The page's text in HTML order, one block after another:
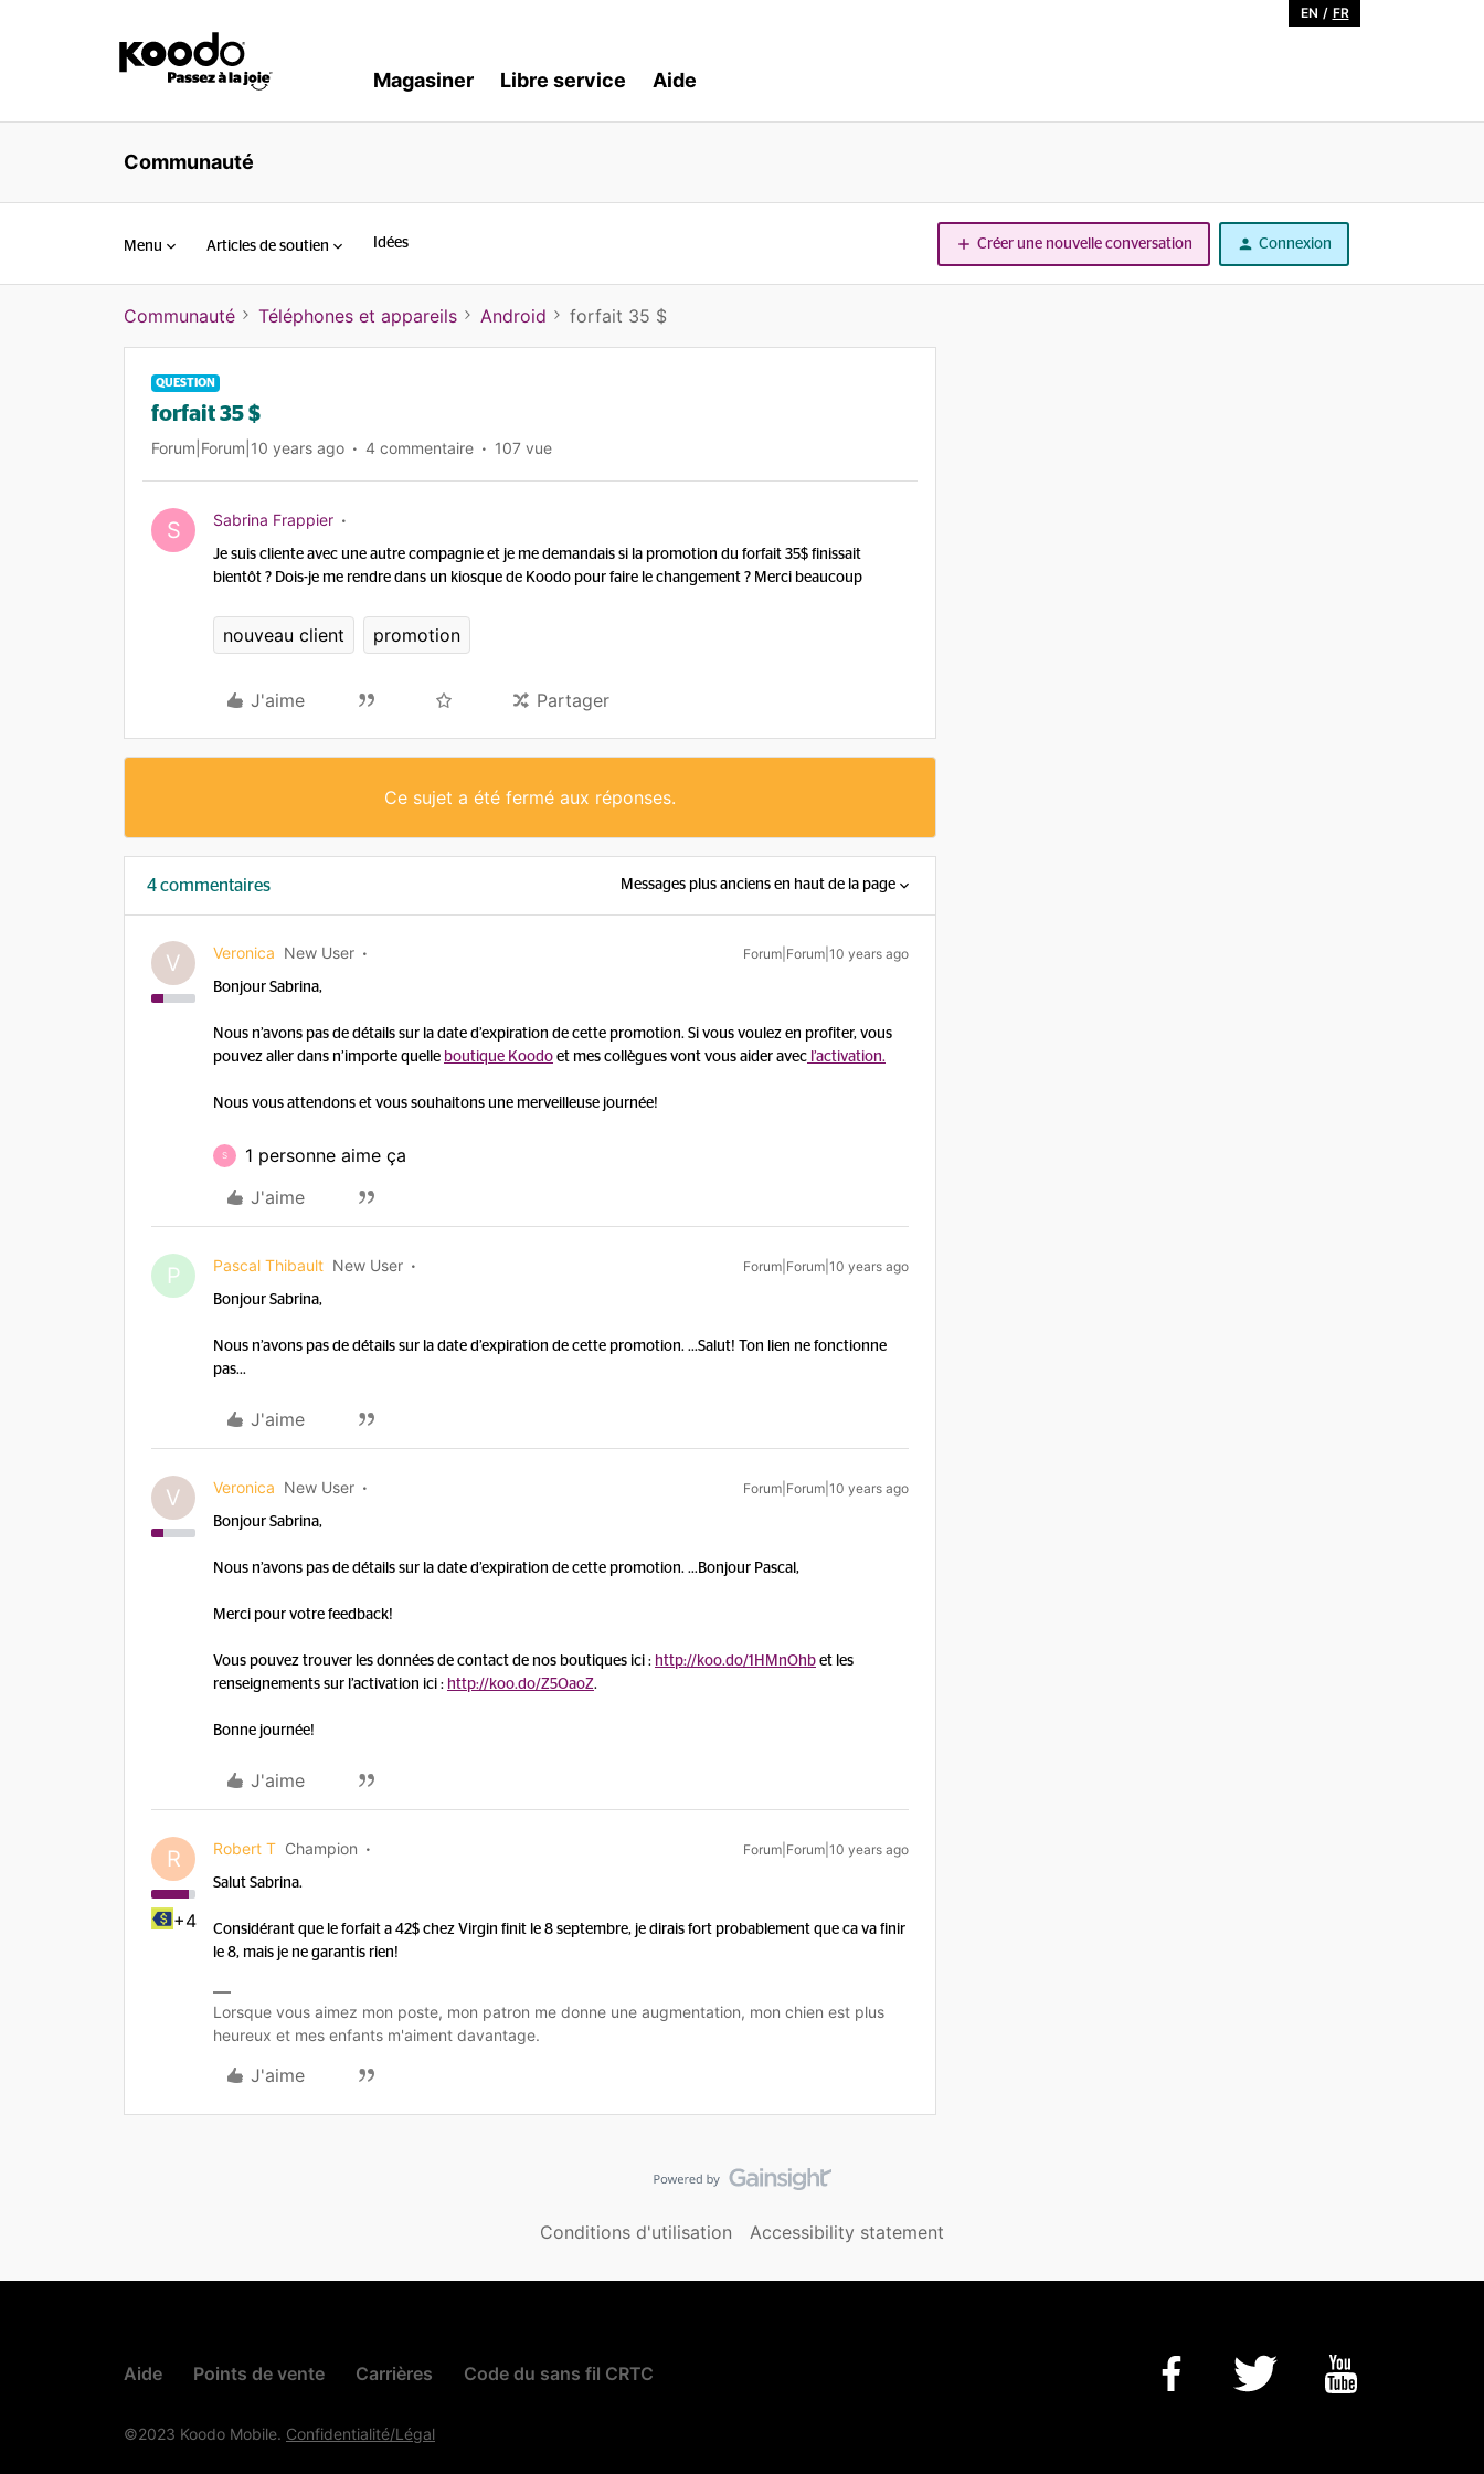
EN / FR
Magasiner Libre service Aide
Communauté
Menu Articles de soutien Idées Créer une nouvelle conversation Connexion
Communauté Téléphones et appareils Android forfait 35 $
QUESTION
forfait 35 $
Forum|Forum|10 years ago 4 commentaire 107 vue
S Sabrina Frappier
Je suis cliente avec une autre compagnie et je me demandais si la promotion du forfait 35$ finissait
bientôt ? Dois-je me rendre dans un kiosque de Koodo pour faire le changement ? Merci beaucoup
nouveau client promotion
J'aime Partager
Ce sujet a été fermé aux réponses.
4 commentaires Messages plus anciens en haut de la page
V Veronica New User Forum|Forum|10 years ago
Bonjour Sabrina,
Nous n’avons pas de détails sur la date d’expiration de cette promotion. Si vous voulez en profiter, vous
pouvez aller dans n’importe quelle boutique Koodo et mes collègues vont vous aider avec l’activation.
Nous vous attendons et vous souhaitons une merveilleuse journée!
S
1 personne aime ça
J'aime
P Pascal Thibault New User Forum|Forum|10 years ago
Bonjour Sabrina,
Nous n’avons pas de détails sur la date d’expiration de cette promotion. ...Salut! Ton lien ne fonctionne
pas...
J'aime
V Veronica New User Forum|Forum|10 years ago
Bonjour Sabrina,
Nous n’avons pas de détails sur la date d’expiration de cette promotion. ...Bonjour Pascal,
Merci pour votre feedback!
Vous pouvez trouver les données de contact de nos boutiques ici : http://koo.do/1HMnOhb et les
renseignements sur l’activation ici : http://koo.do/Z5OaoZ.
Bonne journée!
J'aime
R
+4
Robert T Champion Forum|Forum|10 years ago
Salut Sabrina.
Considérant que le forfait a 42$ chez Virgin finit le 8 septembre, je dirais fort probablement que ca va finir
le 8, mais je ne garantis rien!
Lorsque vous aimez mon poste, mon patron me donne une augmentation, mon chien est plus
heureux et mes enfants m'aiment davantage.
J'aime
Conditions d'utilisation Accessibility statement
Aide Points de vente Carrières Code du sans fil CRTC
©2023 Koodo Mobile. Confidentialité/Légal